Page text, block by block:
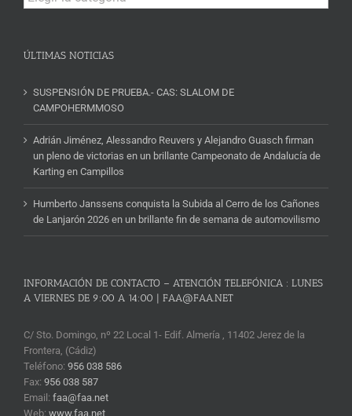
y
ÚLTIMAS NOTICIAS
SUSPENSIÓN DE PRUEBA.- CAS: SLALOM DE
CAMPOHERMMOSO
Adrián Jiménez, Alessandro Reuvers y Alejandro Guasch firman
un pleno de victorias en un brillante Campeonato de Andalucía de
Karting en Campillos
Humberto Janssens conquista la Subida al Cerro de los Cañones
de Lanjarón 2026 en un brillante fin de semana de automovilismo
INFORMACIÓN DE CONTACTO – ATENCIÓN TELEFÓNICA : LUNES
A VIERNES DE 9:00 A 14:00 | FAA@FAA.NET
C/ Sto. Domingo, nº 22 Local 1- Edif. Almería , 11402 Jerez de la
Frontera, (Cádiz)
Teléfono: 956 038 586
Fax: 956 038 587
Email: faa@faa.net
Web: www.faa.net